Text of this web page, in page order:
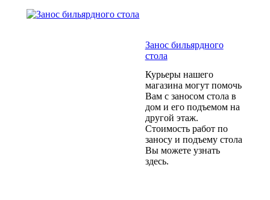
Занос бильярдного
стола
Курьеры нашего
магазина могут помочь
Вам с заносом стола в
дом и его подъемом на
другой этаж.
Стоимость работ по
заносу и подъему стола
Вы можете узнать
здесь.